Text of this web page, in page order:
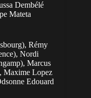
Dembélé
Mateta
Rémy
Nordi
Marcus
Maxime Lopez
Edouard